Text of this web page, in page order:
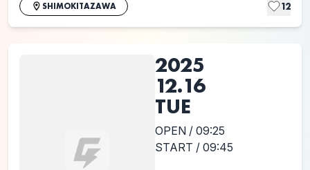
SHIMOKITAZAWA 12
2025
12.16
TUE
OPEN / 09:25
START / 09:45